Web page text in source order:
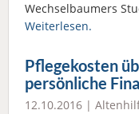
Wechselbaumers
Weiterlesen.
Pflegekosten
persönliche
12.10.2016 |